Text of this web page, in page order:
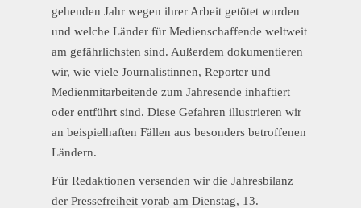
gehenden Jahr wegen ihrer Arbeit getötet wurden
und welche Länder für Medienschaffende weltweit
am gefährlichsten sind. Außerdem dokumentieren
wir, wie viele Journalistinnen, Reporter und
Medienmitarbeitende zum Jahresende inhaftiert
oder entführt sind. Diese Gefahren illustrieren wir
an beispielhaften Fällen aus besonders betroffenen
Ländern.
Für Redaktionen versenden wir die Jahresbilanz
der Pressefreiheit vorab am Dienstag, 13.